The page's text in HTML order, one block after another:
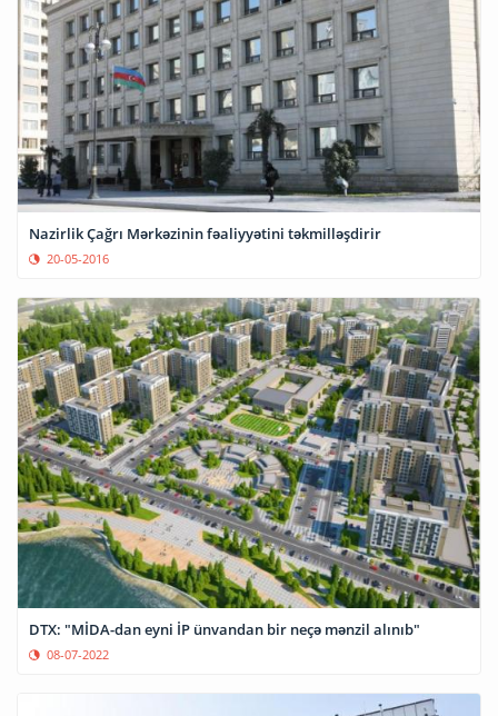
Nazirlik Çağrı Mərkəzinin fəaliyyətini təkmilləşdirir
20-05-2016
DTX: "MİDA-dan eyni İP ünvandan bir neçə mənzil alınıb"
08-07-2022